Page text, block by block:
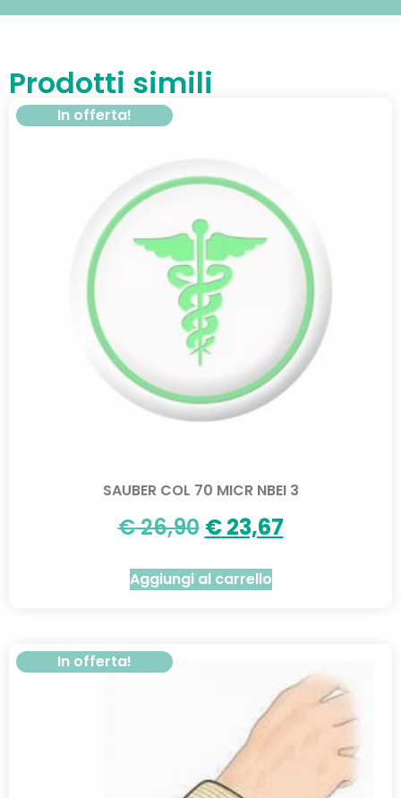
Prodotti simili
In offerta!
SAUBER COL 70 MICR NBEI 3
€26,90 €23,67
Aggiungi al carrello
In offerta!